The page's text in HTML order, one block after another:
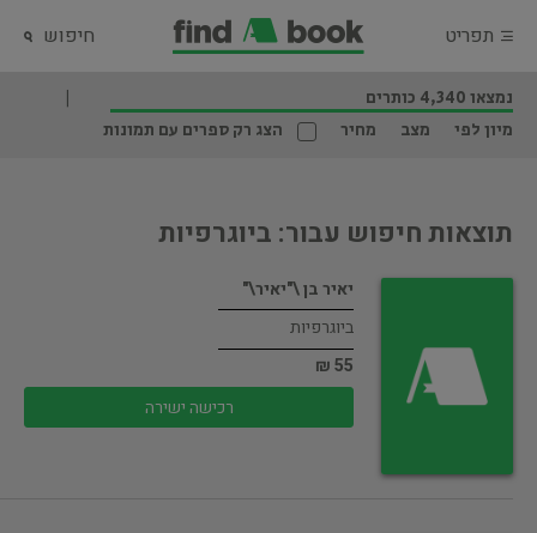
תפריט חיפוש
נמצאו 4,340 כותרים
מיון לפי
מצב מחיר הצג רק ספרים עם תמונות
תוצאות חיפוש עבור: ביוגרפיות
יאיר בן \"יאיר\"
ביוגרפיות
55 ₪
רכישה ישירה